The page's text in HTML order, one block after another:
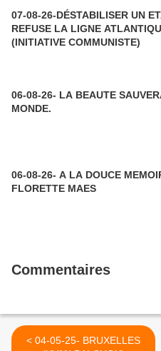
07-08-26-DÉSTABILISER UN
REFUSE LA LIGNE
(INITIATIVE COMMUNISTE)
06-08-26- LA BEAUTE
MONDE.
06-08-26- A LA DOUCE
FLORETTE MAES
Commentaires
< 04-05-25- BRUXELLES